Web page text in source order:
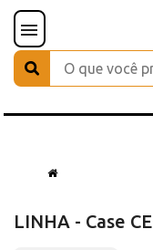
LINHA - Case CE